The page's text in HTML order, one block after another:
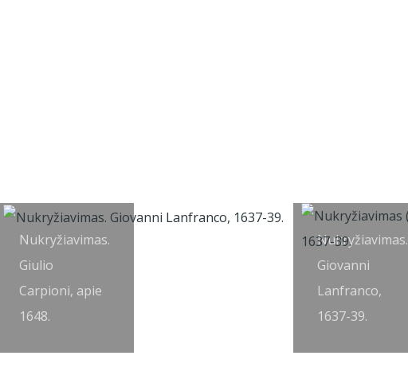
Nukryžiavimas.
Giulio
Carpioni, apie
1648.
Nukryžiavimas.
Giovanni
Lanfranco,
1637-39.